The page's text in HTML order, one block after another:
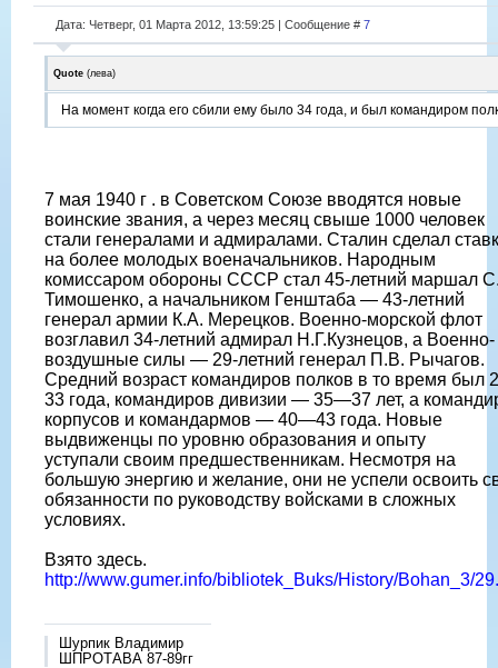
Дата: Четверг, 01 Марта 2012, 13:59:25 | Сообщение # 7
Quote (лева)
На момент когда его сбили ему было 34 года, и был командиром
7 мая 1940 г . в Советском Союзе вводятся новые
воинские звания, а через месяц свыше 1000 человек
стали генералами и адмиралами. Сталин сделал
на более молодых военачальников. Народным
комиссаром обороны СССР стал 45-летний маршал
Тимошенко, а начальником Генштаба — 43-летний
генерал армии К.А. Мерецков. Военно-морской флот
возглавил 34-летний адмирал Н.Г.Кузнецов, а Военно-
воздушные силы — 29-летний генерал П.В. Рычагов.
Средний возраст командиров полков в то время был
33 года, командиров дивизии — 35—37 лет, а
корпусов и командармов — 40—43 года. Новые
выдвиженцы по уровню образования и опыту
уступали своим предшественникам. Несмотря на
большую энергию и желание, они не успели освоить
обязанности по руководству войсками в сложных
условиях.
Взято здесь.
http://www.gumer.info/bibliotek_Buks/History/Bohan_3/
Шурпик Владимир
ШПРОТАВА 87-89гг